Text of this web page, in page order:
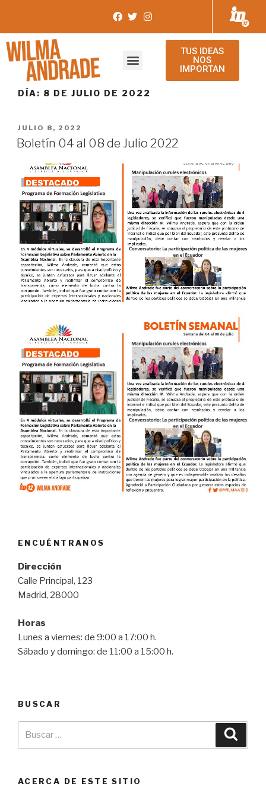
TUS IDEAS
NOS
IMPORTAN
DÍA: 8 DE JULIO DE 2022
JULIO 8, 2022
Boletín 04 al 08 de Julio 2022
ENCUÉNTRANOS
Dirección
Calle Principal, 123
Madrid, 28000
Horas
Lunes a viernes: de 9:00 a 17:00 h.
Sábado y domingo: de 11:00 a 15:00 h.
BUSCAR
ACERCA DE ESTE SITIO